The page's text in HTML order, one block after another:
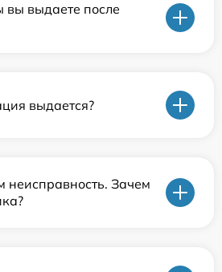
вы выдаете после
выдается?
неисправность. Зачем